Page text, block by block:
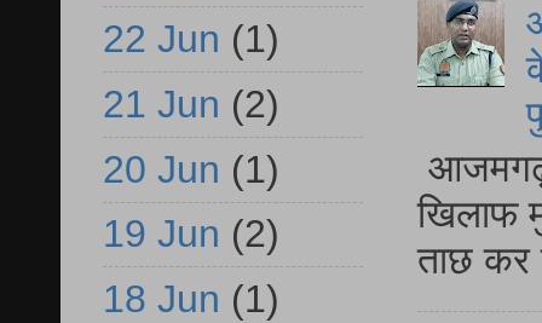
आजमगढ़
खिलाफ
ताछ कर
22 Jun (1)
21 Jun (2)
20 Jun (1)
19 Jun (2)
18 Jun (1)